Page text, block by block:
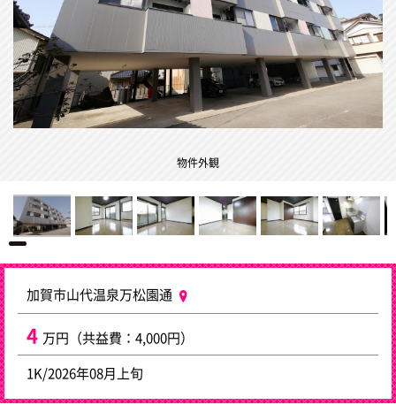
物件外観
加賀市山代温泉万松園通
4 万円（共益費：4,000円）
1K/2026年08月上旬